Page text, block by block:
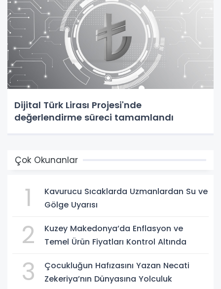
Dijital Türk Lirası Projesi'nde
değerlendirme süreci tamamlandı
Çok Okunanlar
1
Kavurucu Sıcaklarda Uzmanlardan Su ve
Gölge Uyarısı
2
Kuzey Makedonya’da Enflasyon ve
Temel Ürün Fiyatları Kontrol Altında
3
Çocukluğun Hafızasını Yazan Necati
Zekeriya’nın Dünyasına Yolculuk